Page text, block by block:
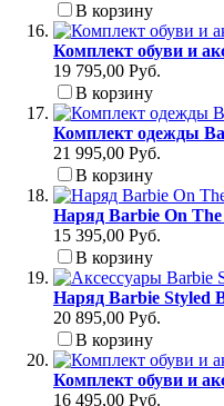
В корзину
Комплект обуви и
19 795,00 Руб.
В корзину
Комплект одежды
21 995,00 Руб.
В корзину
Наряд Barbie On
15 395,00 Руб.
В корзину
Наряд Barbie Styled
20 895,00 Руб.
В корзину
Комплект обуви и
16 495,00 Руб.